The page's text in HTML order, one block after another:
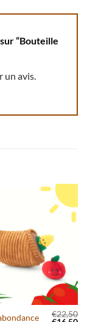
“Bouteille
un avis.
€22,50